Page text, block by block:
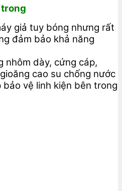
giả tuy bóng nhưng rất
đảm bảo khả năng
nhôm dày, cứng cáp,
cao su chống nước
bảo vệ linh kiện bên trong